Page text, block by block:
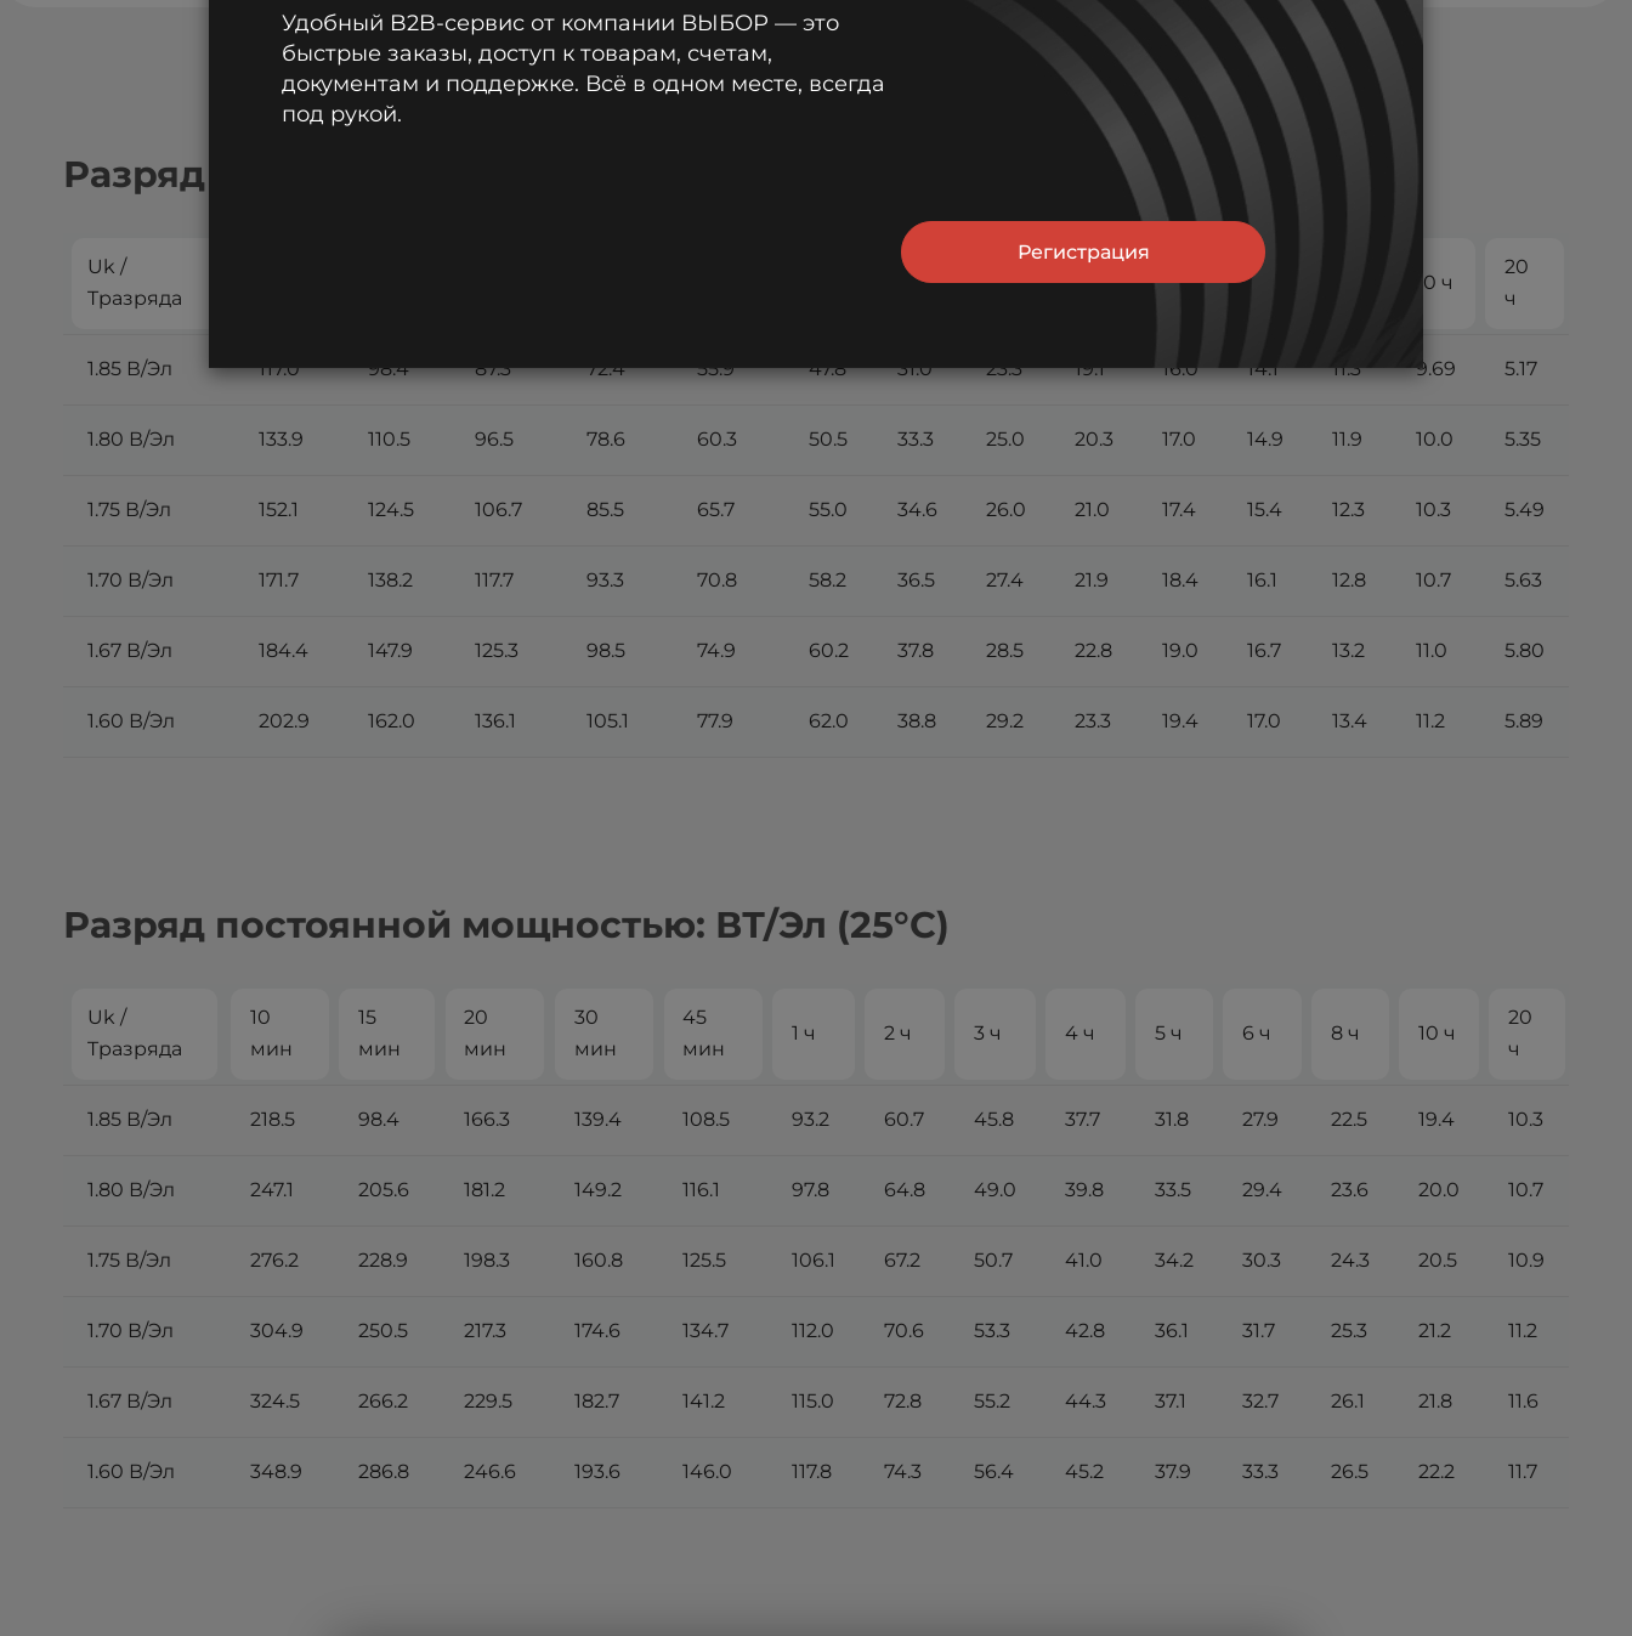
Разряд постоянным током: А (25°С)
Uk /
Tразряда
2 ч 3 ч 4 ч 5 ч 6 ч 10 ч
20
ч
1.85 В/Эл 117.0 98.4 87.3 72.4 55.9 47.8 31.0 23.3 19.1 16.0 14.1 11.3 9.69 5.17
1.80 В/Эл 133.9 110.5 96.5 78.6 60.3 50.5 33.3 25.0 20.3 17.0 14.9 11.9 10.0 5.35
1.75 В/Эл 152.1 124.5 106.7 85.5 65.7 55.0 34.6 26.0 21.0 17.4 15.4 12.3 10.3 5.49
1.70 В/Эл 171.7 138.2 117.7 93.3 70.8 58.2 36.5 27.4 21.9 18.4 16.1 12.8 10.7 5.63
1.67 В/Эл 184.4 147.9 125.3 98.5 74.9 60.2 37.8 28.5 22.8 19.0 16.7 13.2 11.0 5.80
1.60 В/Эл 202.9 162.0 136.1 105.1 77.9 62.0 38.8 29.2 23.3 19.4 17.0 13.4 11.2 5.89
Разряд постоянной мощностью: ВТ/Эл (25°С)
Uk /
Tразряда
10
мин
15
мин
20
мин
30
мин
45
мин
1 ч 2 ч 3 ч 4 ч 5 ч 6 ч 8 ч 10 ч
20
ч
1.85 В/Эл 218.5 98.4 166.3 139.4 108.5 93.2 60.7 45.8 37.7 31.8 27.9 22.5 19.4 10.3
1.80 В/Эл 247.1 205.6 181.2 149.2 116.1 97.8 64.8 49.0 39.8 33.5 29.4 23.6 20.0 10.7
1.75 В/Эл 276.2 228.9 198.3 160.8 125.5 106.1 67.2 50.7 41.0 34.2 30.3 24.3 20.5 10.9
1.70 В/Эл 304.9 250.5 217.3 174.6 134.7 112.0 70.6 53.3 42.8 36.1 31.7 25.3 21.2 11.2
1.67 В/Эл 324.5 266.2 229.5 182.7 141.2 115.0 72.8 55.2 44.3 37.1 32.7 26.1 21.8 11.6
1.60 В/Эл 348.9 286.8 246.6 193.6 146.0 117.8 74.3 56.4 45.2 37.9 33.3 26.5 22.2 11.7
Удобный B2B-сервис от компании ВЫБОР — это
быстрые заказы, доступ к товарам, счетам,
документам и поддержке. Всё в одном месте, всегда
под рукой.
Регистрация